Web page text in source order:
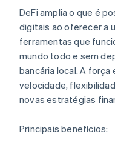
DeFi amplia o que é
digitais ao oferecer a
ferramentas que
mundo todo e sem
bancária local. A
velocidade,
novas estratégias
Principais benefícios: